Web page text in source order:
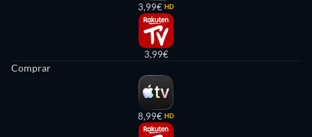
3,99€ HD
3,99€
Comprar
8,99€ HD